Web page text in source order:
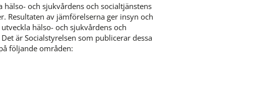
och sjukvårdens och socialtjänstens
Resultaten av jämförelserna ger insyn och
hälso- och sjukvårdens och
är Socialstyrelsen som publicerar dessa
följande områden:
webbplats, öppnas i nytt fönster.